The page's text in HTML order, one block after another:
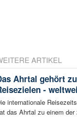
ARTIKEL
Ahrtal gehört
-
internationale
das Ahrtal zu einem